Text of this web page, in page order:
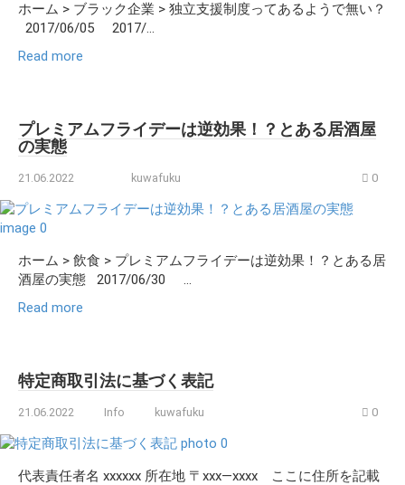
ホーム > ブラック企業 > 独立支援制度ってあるようで無い？
2017/06/05 2017/...
Read more
プレミアムフライデーは逆効果！？とある居酒屋
の実態
21.06.2022 kuwafuku 0
ホーム > 飲食 > プレミアムフライデーは逆効果！？とある居
酒屋の実態 2017/06/30 ...
Read more
特定商取引法に基づく表記
21.06.2022 Info kuwafuku 0
代表責任者名 xxxxxx 所在地 〒xxx―xxxx ここに住所を記載